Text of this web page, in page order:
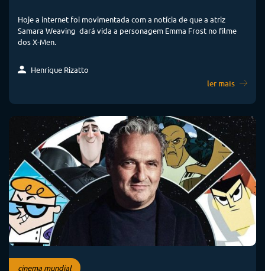
Hoje a internet foi movimentada com a notícia de que a atriz
Samara Weaving dará vida a personagem Emma Frost no filme
dos X-Men.
Henrique Rizatto
ler mais
cinema mundial